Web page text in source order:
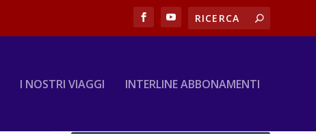
I NOSTRI VIAGGI INTERLINE ABBONAMENTI